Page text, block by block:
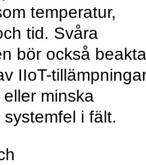
temperatur,
tid. Svåra
bör också
IIoT-
minska
i fält.